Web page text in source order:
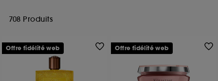
708 Produits
Offre fidélité web Offre fidélité web